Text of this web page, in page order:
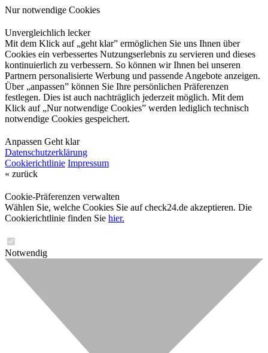
Nur notwendige Cookies
Unvergleichlich lecker
Mit dem Klick auf „geht klar” ermöglichen Sie uns Ihnen über
Cookies ein verbessertes Nutzungserlebnis zu servieren und dieses
kontinuierlich zu verbessern. So können wir Ihnen bei unseren
Partnern personalisierte Werbung und passende Angebote anzeigen.
Über „anpassen” können Sie Ihre persönlichen Präferenzen
festlegen. Dies ist auch nachträglich jederzeit möglich. Mit dem
Klick auf „Nur notwendige Cookies” werden lediglich technisch
notwendige Cookies gespeichert.
Anpassen Geht klar
Datenschutzerklärung
Cookierichtlinie Impressum
« zurück
Cookie-Präferenzen verwalten
Wählen Sie, welche Cookies Sie auf check24.de akzeptieren. Die
Cookierichtlinie finden Sie hier.
Notwendig